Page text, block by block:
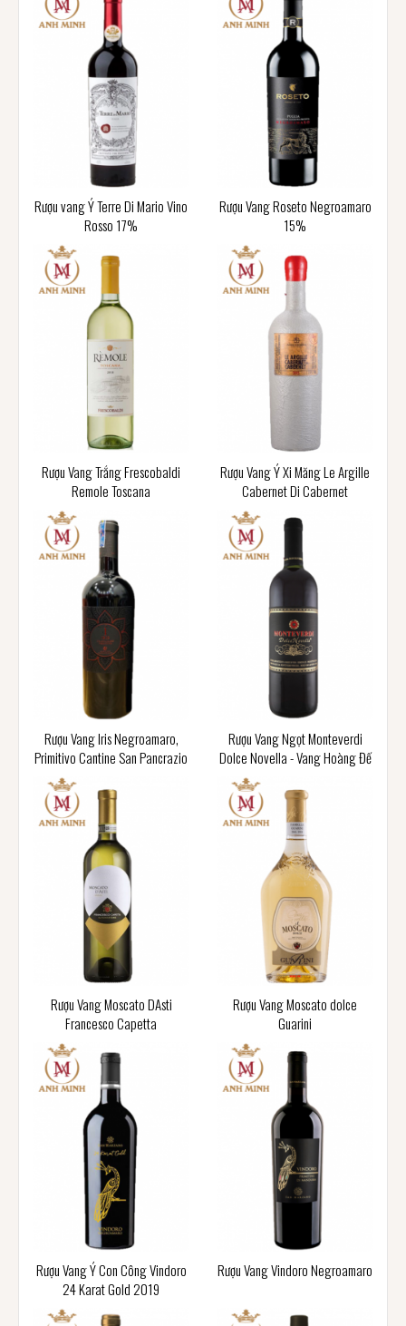
Rượu vang Ý Terre Di Mario Vino
Rosso 17%
Rượu Vang Roseto Negroamaro
15%
Rượu Vang Trắng Frescobaldi
Remole Toscana
Rượu Vang Ý Xi Măng Le Argille
Cabernet Di Cabernet
Rượu Vang Iris Negroamaro,
Primitivo Cantine San Pancrazio
Rượu Vang Ngọt Monteverdi
Dolce Novella - Vang Hoàng Đế
Rượu Vang Moscato DAsti
Francesco Capetta
Rượu Vang Moscato dolce
Guarini
Rượu Vang Ý Con Công Vindoro
24 Karat Gold 2019
Rượu Vang Vindoro Negroamaro